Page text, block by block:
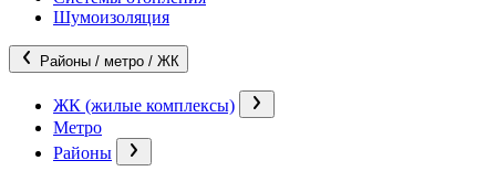
Шумоизоляция
Районы / метро / ЖК
ЖК (жилые комплексы)
Метро
Районы